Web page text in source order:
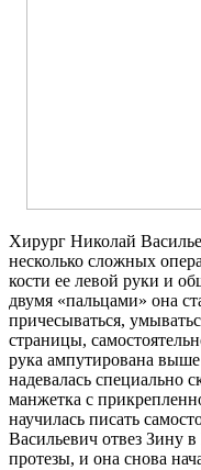
Хирург Николай
несколько сложных
кости ее левой руки и
двумя «пальцами» она
причесываться,
страницы,
рука ампутирована
надевалась специально
манжетка с
научилась писать
Васильевич отвез Зину
протезы, и она снова